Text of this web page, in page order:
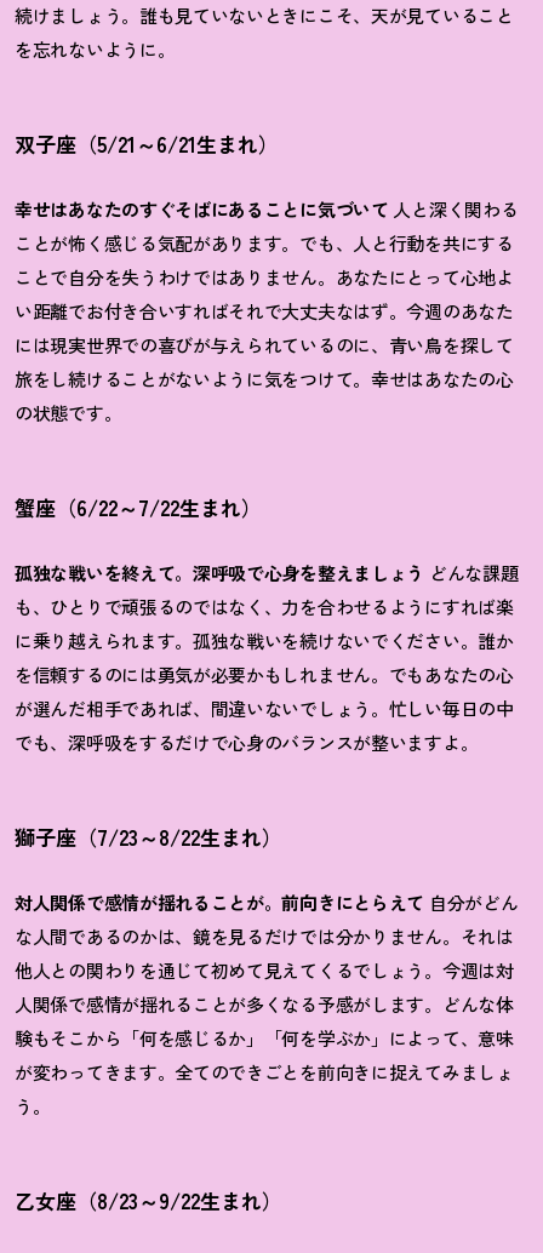
続けましょう。誰も見ていないときにこそ、天が見ていること
を忘れないように。
双子座（5/21～6/21生まれ）
幸せはあなたのすぐそばにあることに気づいて 人と深く関わる
ことが怖く感じる気配があります。でも、人と行動を共にする
ことで自分を失うわけではありません。あなたにとって心地よ
い距離でお付き合いすればそれで大丈夫なはず。今週のあなた
には現実世界での喜びが与えられているのに、青い鳥を探して
旅をし続けることがないように気をつけて。幸せはあなたの心
の状態です。
蟹座（6/22～7/22生まれ）
孤独な戦いを終えて。深呼吸で心身を整えましょう どんな課題
も、ひとりで頑張るのではなく、力を合わせるようにすれば楽
に乗り越えられます。孤独な戦いを続けないでください。誰か
を信頼するのには勇気が必要かもしれません。でもあなたの心
が選んだ相手であれば、間違いないでしょう。忙しい毎日の中
でも、深呼吸をするだけで心身のバランスが整いますよ。
獅子座（7/23～8/22生まれ）
対人関係で感情が揺れることが。前向きにとらえて 自分がどん
な人間であるのかは、鏡を見るだけでは分かりません。それは
他人との関わりを通じて初めて見えてくるでしょう。今週は対
人関係で感情が揺れることが多くなる予感がします。どんな体
験もそこから「何を感じるか」「何を学ぶか」によって、意味
が変わってきます。全てのできごとを前向きに捉えてみましょ
う。
乙女座（8/23～9/22生まれ）